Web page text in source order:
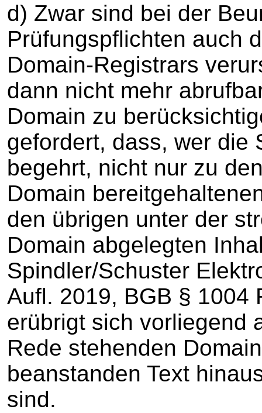
d) Zwar sind bei der
Prüfungspflichten auch
Domain-Registrars
dann nicht mehr
Domain zu
gefordert, dass, wer die
begehrt, nicht nur zu
Domain
den übrigen unter der
Domain abgelegten
Spindler/Schuster
Aufl. 2019, BGB § 1004
erübrigt sich vorliegend
Rede stehenden
beanstanden Text
sind.